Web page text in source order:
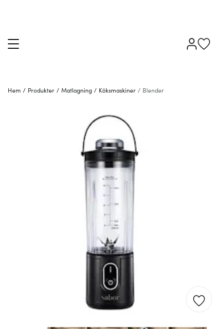
Hem / Produkter / Matlagning / Köksmaskiner / Blender